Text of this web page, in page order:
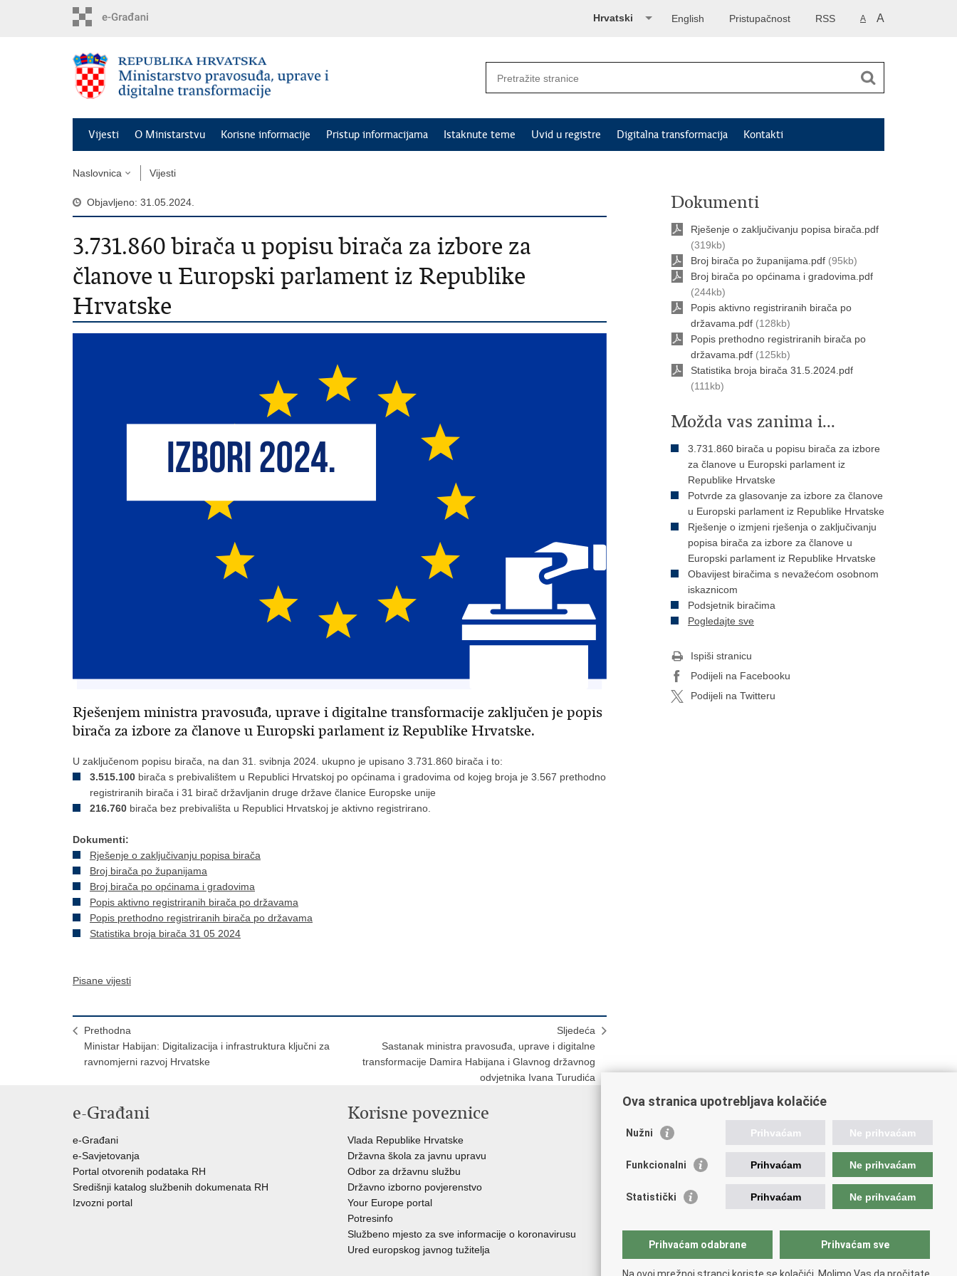
A A
RSS
Pristupačnost
English
Hrvatski
Vijesti O Ministarstvu Korisne informacije Pristup informacijama Istaknute teme Uvid u registre Digitalna transformacija Kontakti
Naslovnica Vijesti
Objavljeno: 31.05.2024.
3.731.860 birača u popisu birača za izbore za
članove u Europski parlament iz Republike
Hrvatske
Rješenjem ministra pravosuđa, uprave i digitalne transformacije zaključen je popis
birača za izbore za članove u Europski parlament iz Republike Hrvatske.
U zaključenom popisu birača, na dan 31. svibnja 2024. ukupno je upisano 3.731.860 birača i to:
3.515.100 birača s prebivalištem u Republici Hrvatskoj po općinama i gradovima od kojeg broja je 3.567 prethodno
registriranih birača i 31 birač državljanin druge države članice Europske unije
216.760 birača bez prebivališta u Republici Hrvatskoj je aktivno registrirano.
Dokumenti:
Rješenje o zaključivanju popisa birača
Broj birača po županijama
Broj birača po općinama i gradovima
Popis aktivno registriranih birača po državama
Popis prethodno registriranih birača po državama
Statistika broja birača 31 05 2024
Pisane vijesti
Prethodna
Ministar Habijan: Digitalizacija i infrastruktura ključni za
ravnomjerni razvoj Hrvatske
Sljedeća
Sastanak ministra pravosuđa, uprave i digitalne
transformacije Damira Habijana i Glavnog državnog
odvjetnika Ivana Turudića
Dokumenti
Rješenje o zaključivanju popisa birača.pdf
(319kb)
Broj birača po županijama.pdf (95kb)
Broj birača po općinama i gradovima.pdf
(244kb)
Popis aktivno registriranih birača po
državama.pdf (128kb)
Popis prethodno registriranih birača po
državama.pdf (125kb)
Statistika broja birača 31.5.2024.pdf
(111kb)
Možda vas zanima i...
3.731.860 birača u popisu birača za izbore
za članove u Europski parlament iz
Republike Hrvatske
Potvrde za glasovanje za izbore za članove
u Europski parlament iz Republike Hrvatske
Rješenje o izmjeni rješenja o zaključivanju
popisa birača za izbore za članove u
Europski parlament iz Republike Hrvatske
Obavijest biračima s nevažećom osobnom
iskaznicom
Podsjetnik biračima
Pogledajte sve
Ispiši stranicu
Podijeli na Facebooku
Podijeli na Twitteru
e-Građani
e-Građani
e-Savjetovanja
Portal otvorenih podataka RH
Središnji katalog službenih dokumenata RH
Izvozni portal
Korisne poveznice
Vlada Republike Hrvatske
Državna škola za javnu upravu
Odbor za državnu službu
Državno izborno povjerenstvo
Your Europe portal
Potresinfo
Službeno mjesto za sve informacije o koronavirusu
Ured europskog javnog tužitelja
Poveznice pravosudnog sustava
Portal sudova
Državno odvjetništvo
Ured za suzbijanje korupcije i organiziranog kriminaliteta
Državnoodvjetničko vijeće
Hrvatska odvjetnička komora
Hrvatska javnobilježnička komora
Ova stranica upotrebljava kolačiće
Nužni Prihvaćam Ne prihvaćam
Funkcionalni Prihvaćam Ne prihvaćam
Statistički Prihvaćam Ne prihvaćam
Prihvaćam odabrane Prihvaćam sve